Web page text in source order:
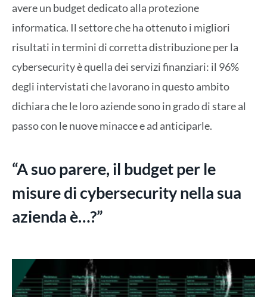
avere un budget dedicato alla protezione
informatica. Il settore che ha ottenuto i migliori
risultati in termini di corretta distribuzione per la
cybersecurity è quella dei servizi finanziari: il 96%
degli intervistati che lavorano in questo ambito
dichiara che le loro aziende sono in grado di stare al
passo con le nuove minacce e ad anticiparle.
“A suo parere, il budget per le
misure di cybersecurity nella sua
azienda è…?”